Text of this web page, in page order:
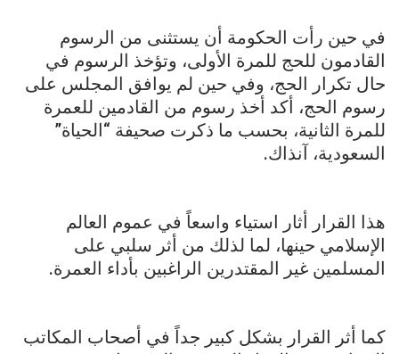
في حين رأت الحكومة أن يستثنى من الرسوم
القادمون للحج للمرة الأولى، وتؤخذ الرسوم في
حال تكرار الحج، وفي حين لم يوافق المجلس على
رسوم الحج، أكد أخذ رسوم من القادمين للعمرة
للمرة الثانية، بحسب ما ذكرت صحيفة “الحياة”
السعودية، آنذاك.
هذا القرار أثار استياء واسعاً في عموم العالم
الإسلامي حينها، لما لذلك من أثر سلبي على
المسلمين غير المقتدرين الراغبين بأداء العمرة.
كما أثر القرار بشكل كبير جداً في أصحاب المكاتب